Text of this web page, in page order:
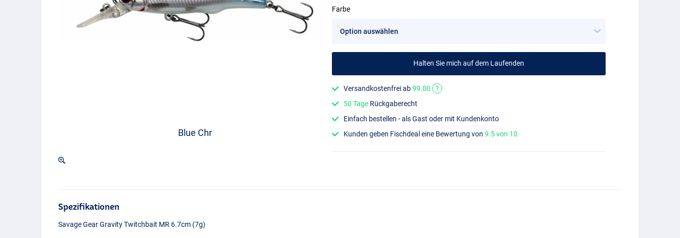
Blue Chr
Farbe
Halten Sie mich auf dem Laufenden
Versandkostenfrei ab99.00
?
50 Tage Rückgaberecht
Einfach bestellen - als Gast oder mit Kundenkonto
Kunden geben Fischdeal eine Bewertung von9.5 von 10
Spezifikationen
Savage Gear Gravity Twitchbait MR 6.7cm (7g)